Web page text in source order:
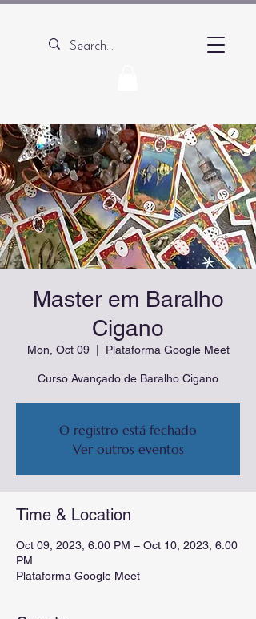
Master em Baralho
Cigano
Mon, Oct 09
  |
Plataforma Google Meet
Curso Avançado de Baralho Cigano
O registro está fechado
Ver outros eventos
Time & Location
Oct 09, 2023, 6:00 PM – Oct 10, 2023, 6:00
PM
Plataforma Google Meet